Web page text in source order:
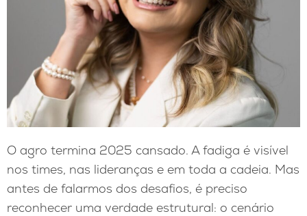
O agro termina 2025 cansado. A fadiga é visível
nos times, nas lideranças e em toda a cadeia. Mas
antes de falarmos dos desafios, é preciso
reconhecer uma verdade estrutural: o cenário